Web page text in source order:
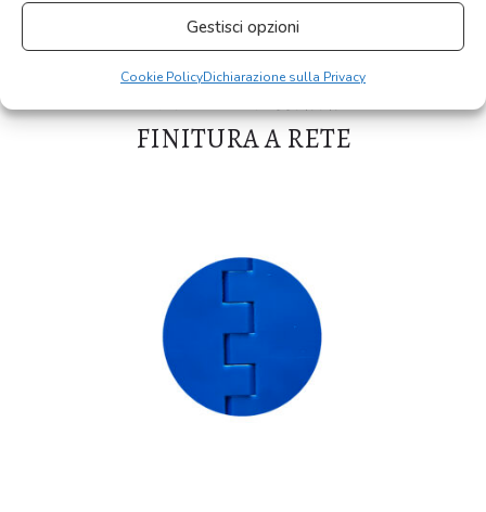
Gestisci opzioni
Cookie PolicyDichiarazione sulla Privacy
NASTRO MODULARE
SPESSORE 11MM
FINITURA A RETE